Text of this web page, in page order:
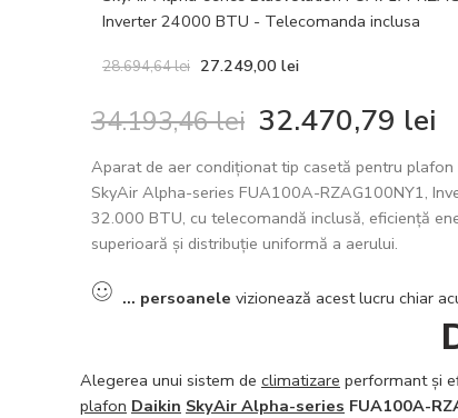
Inverter 24000 BTU - Telecomanda inclusa
28.694,64lei 27.249,00 lei
34.193,46lei 32.470,79 lei
Aparat de aer condiționat tip casetă pentru plafon
SkyAir Alpha-series FUA100A-RZAG100NY1,
32.000 BTU, cu telecomandă inclusă, eficiență
superioară și distribuție uniformă a aerului.
... persoanele vizionează acest lucru chiar
Alegerea unui sistem de climatizare performant și
plafon Daikin SkyAir Alpha-series FUA100A-